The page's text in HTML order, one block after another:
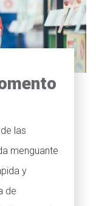
las
menguante
y
de